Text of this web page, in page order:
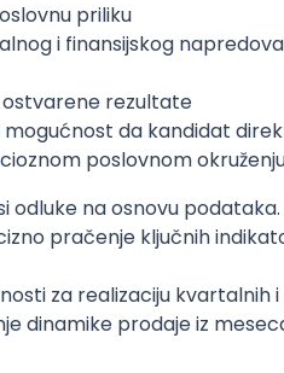
priliku
i finansijskog
rezultate
mogućnost da kandidat
poslovnom
odluke na osnovu podataka.
pračenje ključnih
za realizaciju kvartalnih
dinamike prodaje iz